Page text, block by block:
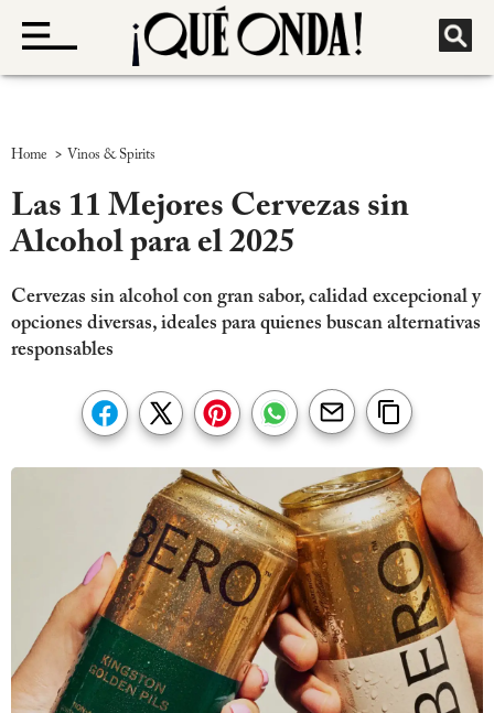
Home > Vinos & Spirits
Las 11 Mejores Cervezas sin
Alcohol para el 2025
Cervezas sin alcohol con gran sabor, calidad excepcional y
opciones diversas, ideales para quienes buscan alternativas
responsables